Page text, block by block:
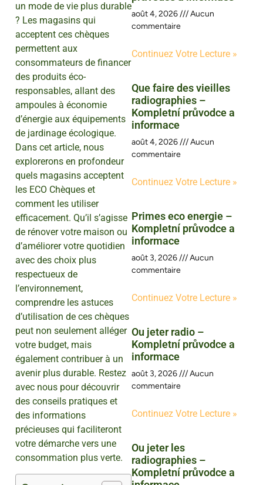
un mode de vie plus durable
? Les magasins qui
acceptent ces chèques
permettent aux
consommateurs de financer
des produits éco-
responsables, allant des
ampoules à économie
d’énergie aux équipements
de jardinage écologique.
Dans cet article, nous
explorerons en profondeur
quels magasins acceptent
les ECO Chèques et
comment les utiliser
efficacement. Qu’il s’agisse
de rénover votre maison ou
d’améliorer votre quotidien
avec des choix plus
respectueux de
l’environnement,
comprendre les astuces
d’utilisation de ces chèques
peut non seulement alléger
votre budget, mais
également contribuer à un
avenir plus durable. Restez
avec nous pour découvrir
des conseils pratiques et
des informations
précieuses qui faciliteront
votre démarche vers une
consommation plus verte.
août 4, 2026
Aucun
commentaire
Continuez Votre Lecture »
Que faire des vieilles
radiographies –
Kompletní průvodce a
informace
août 4, 2026
Aucun
commentaire
Continuez Votre Lecture »
Primes eco energie –
Kompletní průvodce a
informace
août 3, 2026
Aucun
commentaire
Continuez Votre Lecture »
Ou jeter radio –
Kompletní průvodce a
informace
août 3, 2026
Aucun
commentaire
Continuez Votre Lecture »
Ou jeter les
radiographies –
Kompletní průvodce a